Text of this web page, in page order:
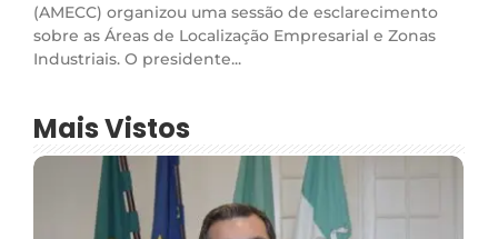
(AMECC) organizou uma sessão de esclarecimento
sobre as Áreas de Localização Empresarial e Zonas
Industriais. O presidente...
Mais Vistos